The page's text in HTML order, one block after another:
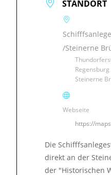
STANDORT
/Steinerne
Steinerne
Webseite
https://
Die
direkt an der
der "Historischen